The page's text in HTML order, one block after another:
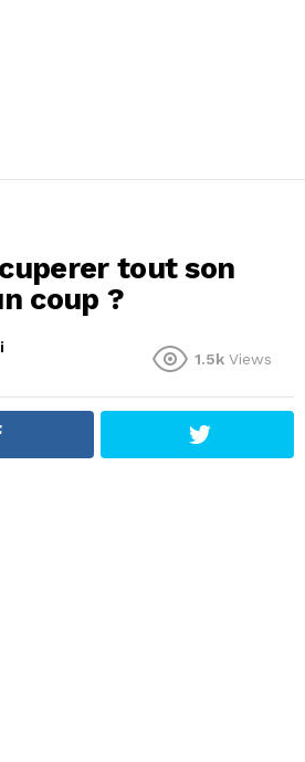
tout son
coup ?
1.5k Views